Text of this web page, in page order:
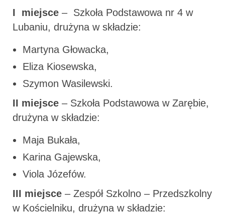
I miejsce – Szkoła Podstawowa nr 4 w
Lubaniu, drużyna w składzie:
Martyna Głowacka,
Eliza Kiosewska,
Szymon Wasilewski.
II miejsce – Szkoła Podstawowa w Zarębie,
drużyna w składzie:
Maja Bukała,
Karina Gajewska,
Viola Józefów.
III miejsce – Zespół Szkolno – Przedszkolny
w Kościelniku, drużyna w składzie: